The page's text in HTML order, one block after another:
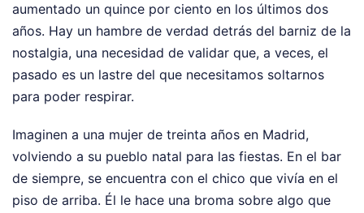
aumentado un quince por ciento en los últimos dos
años. Hay un hambre de verdad detrás del barniz de la
nostalgia, una necesidad de validar que, a veces, el
pasado es un lastre del que necesitamos soltarnos
para poder respirar.
Imaginen a una mujer de treinta años en Madrid,
volviendo a su pueblo natal para las fiestas. En el bar
de siempre, se encuentra con el chico que vivía en el
piso de arriba. Él le hace una broma sobre algo que